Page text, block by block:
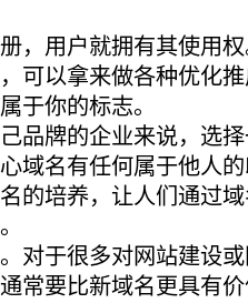
用户就拥有其使用权
可以拿来做各种优化
于你的标志。
牌的企业来说，选择
域名有任何属于他人
的培养，让人们通过
于很多对网站建设或
常要比新域名更具有